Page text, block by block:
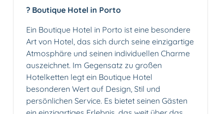
? Boutique Hotel in Porto
Ein Boutique Hotel in Porto ist eine besondere
Art von Hotel, das sich durch seine einzigartige
Atmosphäre und seinen individuellen Charme
auszeichnet. Im Gegensatz zu großen
Hotelketten legt ein Boutique Hotel
besonderen Wert auf Design, Stil und
persönlichen Service. Es bietet seinen Gästen